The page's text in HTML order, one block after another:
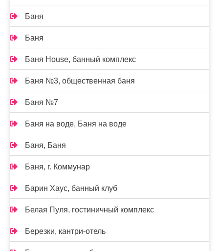
Баня
Баня
Баня House, банный комплекс
Баня №3, общественная баня
Баня №7
Баня на воде, Баня на воде
Баня, Баня
Баня, г. Коммунар
Барин Хаус, банный клуб
Белая Пуля, гостиничный комплекс
Березки, кантри-отель